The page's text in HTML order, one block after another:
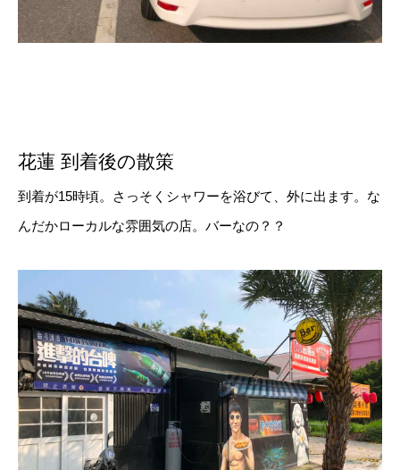
花蓮 到着後の散策
到着が15時頃。さっそくシャワーを浴びて、外に出ます。な
んだかローカルな雰囲気の店。バーなの？？